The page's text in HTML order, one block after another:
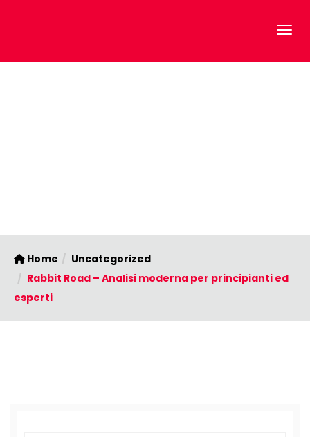
Home
Uncategorized
Rabbit Road – Analisi moderna per principianti ed
esperti